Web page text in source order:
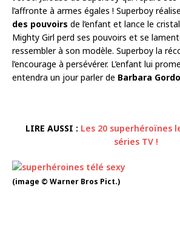
l’affronte à armes égales ! Superboy
des pouvoirs de l’enfant et lance le cristal
Mighty Girl perd ses pouvoirs et se
ressembler à son modèle. Superboy la
l’encourage à persévérer. L’enfant lui
entendra un jour parler de Barbara
LIRE AUSSI : Les 20 superhéroïnes
séries TV !
(image © Warner Bros Pict.)